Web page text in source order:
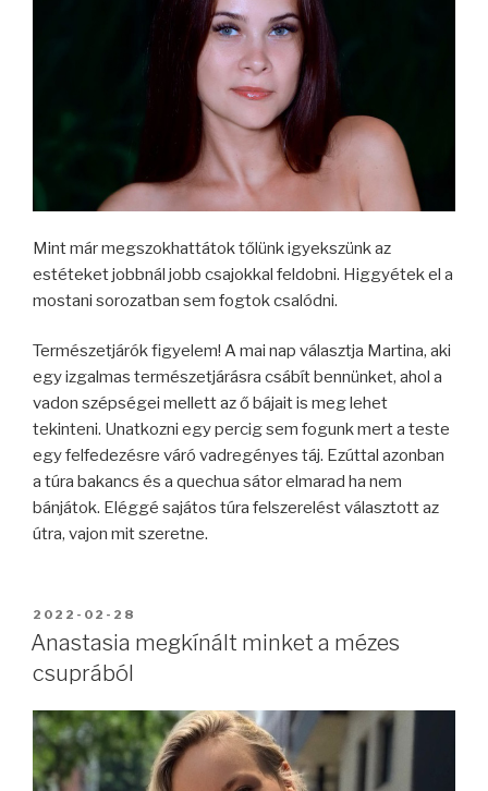
Mint már megszokhattátok tőlünk igyekszünk az
estéteket jobbnál jobb csajokkal feldobni. Higgyétek el a
mostani sorozatban sem fogtok csalódni.
Természetjárók figyelem! A mai nap választja Martina, aki
egy izgalmas természetjárásra csábít bennünket, ahol a
vadon szépségei mellett az ő bájait is meg lehet
tekinteni. Unatkozni egy percig sem fogunk mert a teste
egy felfedezésre váró vadregényes táj. Ezúttal azonban
a túra bakancs és a quechua sátor elmarad ha nem
bánjátok. Eléggé sajátos túra felszerelést választott az
útra, vajon mit szeretne.
BEKÜLDVE:
2022-02-28
Anastasia megkínált minket a mézes
csuprából